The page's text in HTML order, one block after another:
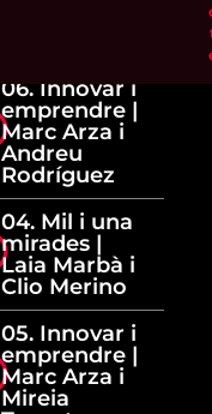
06. Innovar i
emprendre |
Marc Arza i
Andreu
Rodríguez
04. Mil i una
mirades |
Laia Marbà i
Clio Merino
05. Innovar i
emprendre |
Marc Arza i
Mireia